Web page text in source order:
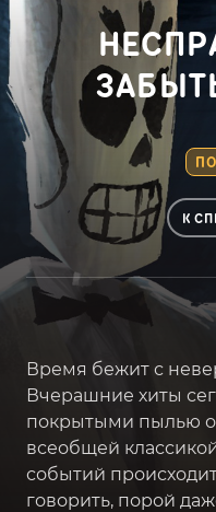
К
Время бежит с
Вчерашние хиты
покрытыми пылью
всеобщей
событий
говорить, порой